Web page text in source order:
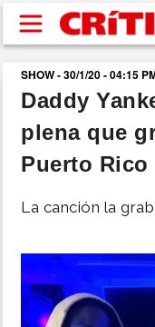
Pasar al contenido
buscar
SUCESOS
SHOW
SHOW - 30/1/20 - 04:15
Daddy
plena que
Puerto Rico
La canción la